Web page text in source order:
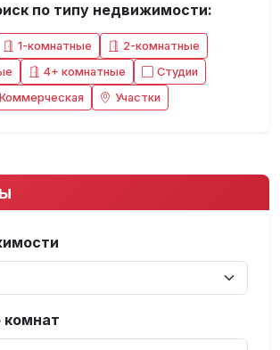
по типу недвижимости:
1-комнатные
2-комнатные
4+ комнатные
Студии
Коммерческая Участки
комнат